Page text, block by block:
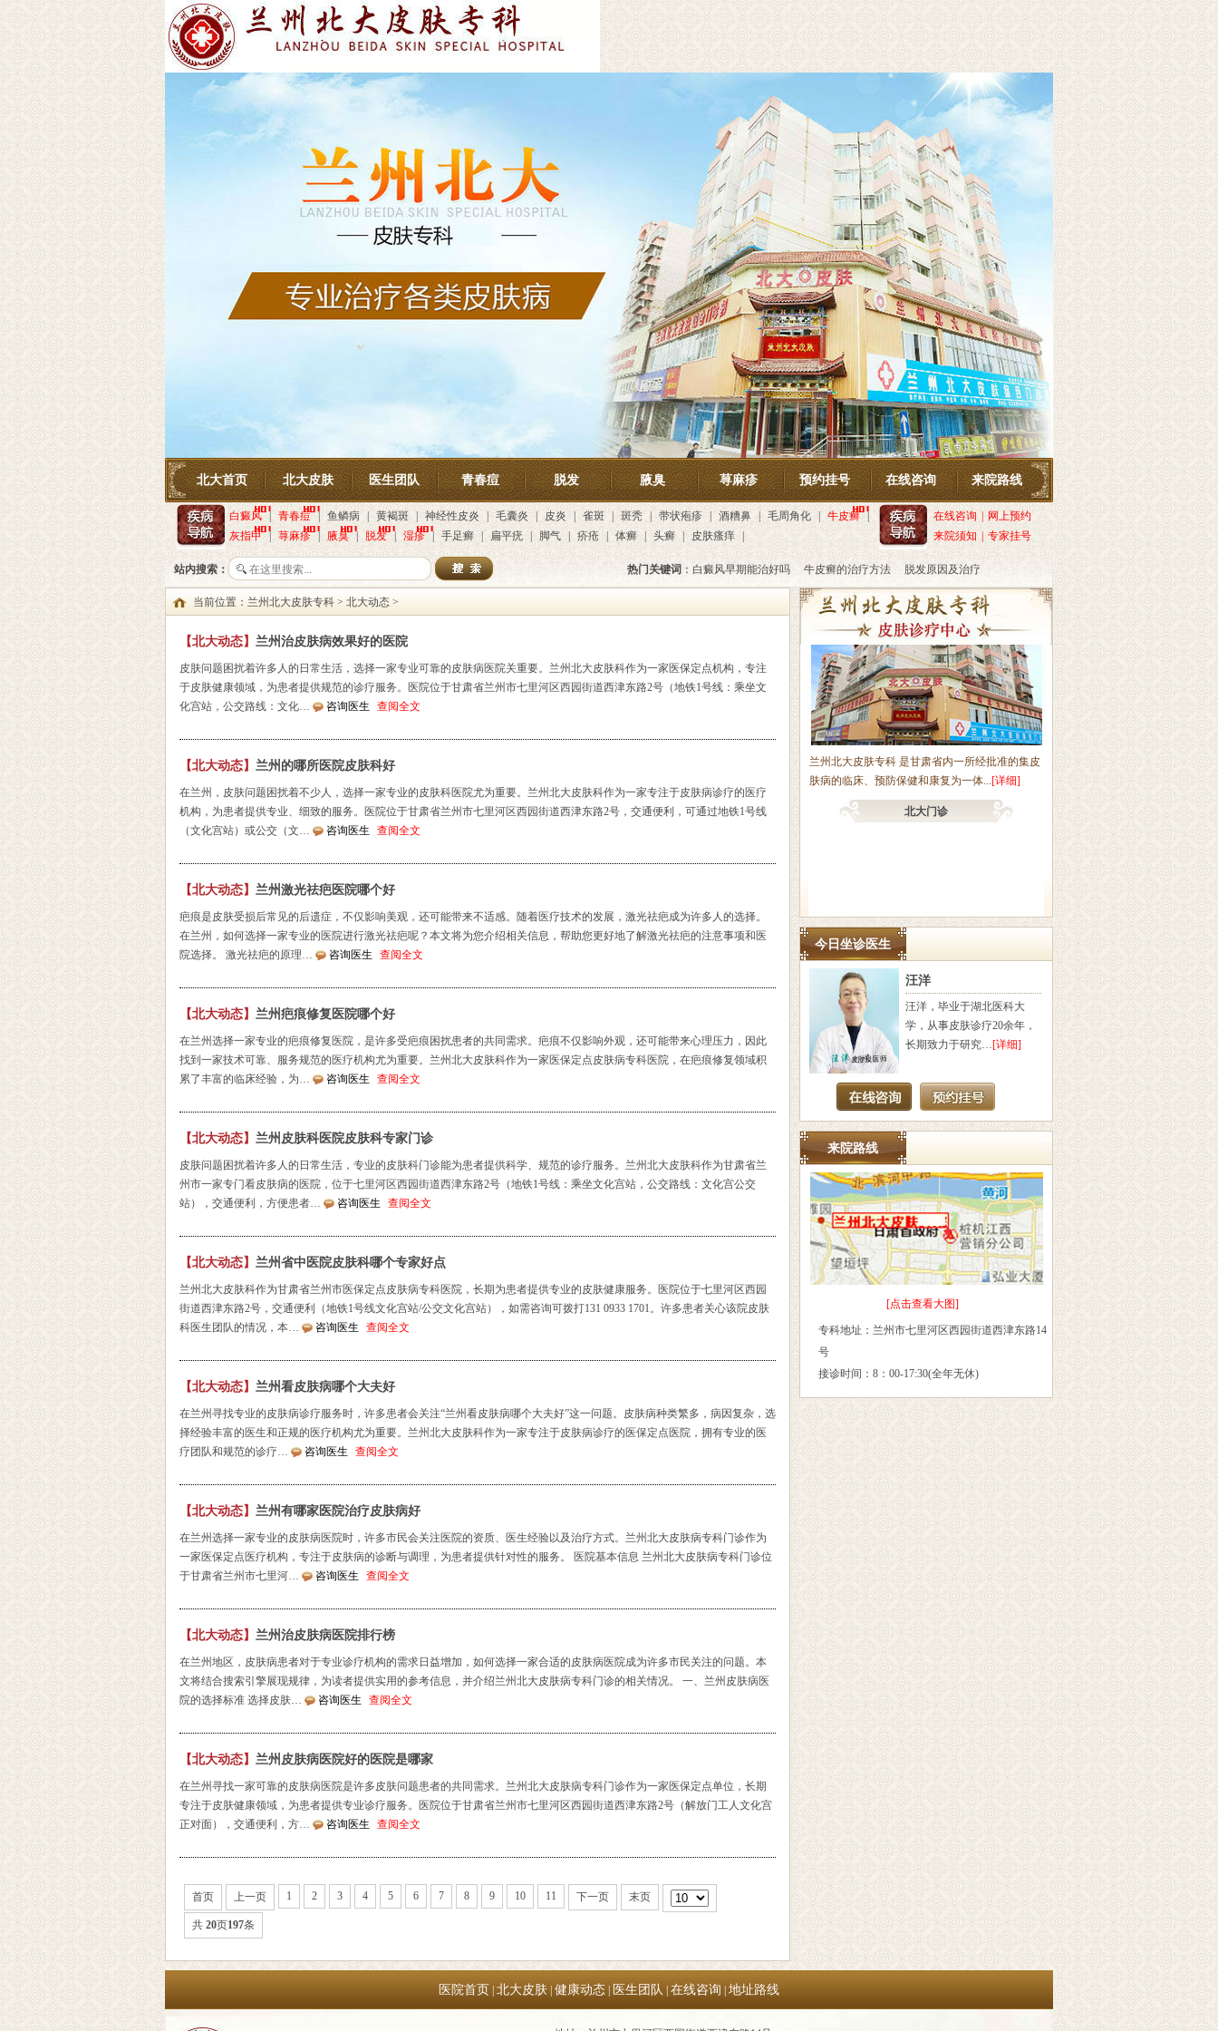
北大首页 北大皮肤 医生团队 青春痘 脱发 腋臭 荨麻疹 预约挂号 在线咨询 来院路线
白癜风 青春痘 鱼鳞病 黄褐斑 | 神经性皮炎 | 毛囊炎 | 皮炎 雀斑 斑秃 带状疱疹 酒糟鼻 毛周角化 | 牛皮癣
|
灰指甲
荨麻疹 腋臭 脱发 湿疹 手足癣 扁平疣 脚气 疥疮 体癣 头癣 皮肤瘙痒
在线咨询 |
网上预约
来院须知 | 专家挂号
站内搜索： 热门关键词 ： 白癜风早期能治好吗 牛皮癣的治疗方法 脱发原因及治疗
当前位置： 兰州北大皮肤专科 > 北大动态 >
【北大动态】 兰州治皮肤病效果好的医院
皮肤问题困扰着许多人的日常生活，选择一家专业可靠的皮肤病医院关重要。兰州北大皮肤科作为一家医保定点机构，专注
于皮肤健康领域，为患者提供规范的诊疗服务。医院位于甘肃省兰州市七里河区西园街道西津东路2号（地铁1号线：乘坐文
化宫站，公交路线：文化…
咨询医生 查阅全文
【北大动态】 兰州的哪所医院皮肤科好
在兰州，皮肤问题困扰着不少人，选择一家专业的皮肤科医院尤为重要。兰州北大皮肤科作为一家专注于皮肤病诊疗的医疗
机构，为患者提供专业、细致的服务。医院位于甘肃省兰州市七里河区西园街道西津东路2号，交通便利，可通过地铁1号线
（文化宫站）或公交（文…
咨询医生 查阅全文
【北大动态】 兰州激光祛疤医院哪个好
疤痕是皮肤受损后常见的后遗症，不仅影响美观，还可能带来不适感。随着医疗技术的发展，激光祛疤成为许多人的选择。
在兰州，如何选择一家专业的医院进行激光祛疤呢？本文将为您介绍相关信息，帮助您更好地了解激光祛疤的注意事项和医
院选择。 激光祛疤的原理…
咨询医生 查阅全文
【北大动态】 兰州疤痕修复医院哪个好
在兰州选择一家专业的疤痕修复医院，是许多受疤痕困扰患者的共同需求。疤痕不仅影响外观，还可能带来心理压力，因此
找到一家技术可靠、服务规范的医疗机构尤为重要。兰州北大皮肤科作为一家医保定点皮肤病专科医院，在疤痕修复领域积
累了丰富的临床经验，为…
咨询医生 查阅全文
【北大动态】 兰州皮肤科医院皮肤科专家门诊
皮肤问题困扰着许多人的日常生活，专业的皮肤科门诊能为患者提供科学、规范的诊疗服务。兰州北大皮肤科作为甘肃省兰
州市一家专门看皮肤病的医院，位于七里河区西园街道西津东路2号（地铁1号线：乘坐文化宫站，公交路线：文化宫公交
站），交通便利，方便患者…
咨询医生 查阅全文
【北大动态】 兰州省中医院皮肤科哪个专家好点
兰州北大皮肤科作为甘肃省兰州市医保定点皮肤病专科医院，长期为患者提供专业的皮肤健康服务。医院位于七里河区西园
街道西津东路2号，交通便利（地铁1号线文化宫站/公交文化宫站），如需咨询可拨打131 0933 1701。许多患者关心该院皮肤
科医生团队的情况，本…
咨询医生 查阅全文
【北大动态】 兰州看皮肤病哪个大夫好
在兰州寻找专业的皮肤病诊疗服务时，许多患者会关注“兰州看皮肤病哪个大夫好”这一问题。皮肤病种类繁多，病因复杂，选
择经验丰富的医生和正规的医疗机构尤为重要。兰州北大皮肤科作为一家专注于皮肤病诊疗的医保定点医院，拥有专业的医
疗团队和规范的诊疗…
咨询医生 查阅全文
【北大动态】 兰州有哪家医院治疗皮肤病好
在兰州选择一家专业的皮肤病医院时，许多市民会关注医院的资质、医生经验以及治疗方式。兰州北大皮肤病专科门诊作为
一家医保定点医疗机构，专注于皮肤病的诊断与调理，为患者提供针对性的服务。 医院基本信息 兰州北大皮肤病专科门诊位
于甘肃省兰州市七里河…
咨询医生 查阅全文
【北大动态】 兰州治皮肤病医院排行榜
在兰州地区，皮肤病患者对于专业诊疗机构的需求日益增加，如何选择一家合适的皮肤病医院成为许多市民关注的问题。本
文将结合搜索引擎展现规律，为读者提供实用的参考信息，并介绍兰州北大皮肤病专科门诊的相关情况。 一、兰州皮肤病医
院的选择标准 选择皮肤…
咨询医生 查阅全文
【北大动态】 兰州皮肤病医院好的医院是哪家
在兰州寻找一家可靠的皮肤病医院是许多皮肤问题患者的共同需求。兰州北大皮肤病专科门诊作为一家医保定点单位，长期
专注于皮肤健康领域，为患者提供专业诊疗服务。医院位于甘肃省兰州市七里河区西园街道西津东路2号（解放门工人文化宫
正对面），交通便利，方…
咨询医生 查阅全文
首页 上一页 1 2 3 4 5 6 7 8 9 10 11 下一页 末页
共 20页197条
兰州北大皮肤专科 是甘肃省内一所经批准的集皮
肤病的临床、预防保健和康复为一体...[详细]
北大门诊
今日坐诊医生
汪洋
汪洋，毕业于湖北医科大
学，从事皮肤诊疗20余年，
长期致力于研究…[详细]
吴
擅
疣
平
来院路线
[点击查看大图]
专科地址：兰州市七里河区西园街道西津东路14
号
接诊时间：8：00-17:30(全年无休)
医院首页 北大皮肤 健康动态 医生团队 在线咨询 地址路线